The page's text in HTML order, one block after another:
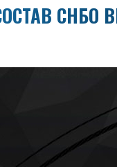
СНБО